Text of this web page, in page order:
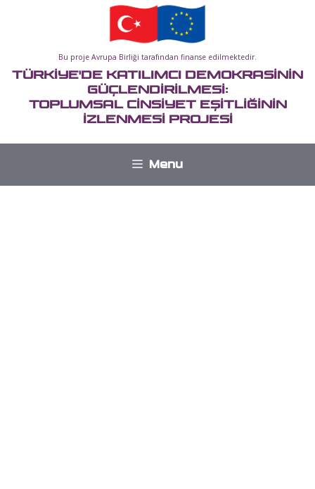
Bu proje Avrupa Birliği tarafından finanse edilmektedir.
TÜRKİYE'DE KATILIMCI DEMOKRASİNİN
GÜÇLENDİRİLMESİ:
TOPLUMSAL CİNSİYET EŞİTLİĞİNİN
İZLENMESİ PROJESİ
Menu